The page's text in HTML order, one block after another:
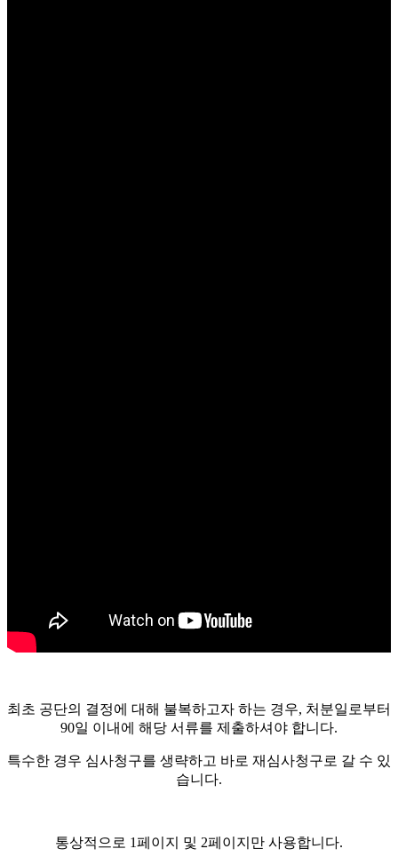
최초 공단의 결정에 대해 불복하고자 하는 경우, 처분일로부터
90일 이내에 해당 서류를 제출하셔야 합니다.
특수한 경우 심사청구를 생략하고 바로 재심사청구로 갈 수 있
습니다.
통상적으로 1페이지 및 2페이지만 사용합니다.